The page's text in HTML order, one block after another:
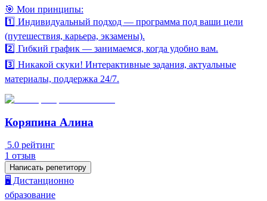
🎯 Мои принципы:
1️⃣ Индивидуальный подход — программа под ваши цели
(путешествия, карьера, экзамены).
2️⃣ Гибкий график — занимаемся, когда удобно вам.
3️⃣ Никакой скуки! Интерактивные задания, актуальные
материалы, поддержка 24/7.
Коряпина Алина
5.0 рейтинг
1 отзыв
Написать репетитору
🖥️ Дистанционно
образование